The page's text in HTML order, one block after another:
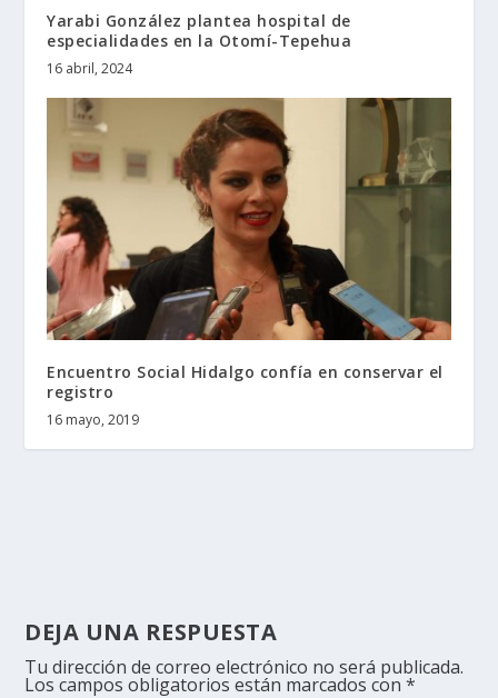
Yarabi González plantea hospital de
especialidades en la Otomí-Tepehua
16 abril, 2024
Encuentro Social Hidalgo confía en conservar el
registro
16 mayo, 2019
DEJA UNA RESPUESTA
Tu dirección de correo electrónico no será publicada.
Los campos obligatorios están marcados con*